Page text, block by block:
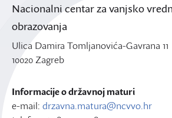
Nacionalni centar za vanjsko
obrazovanja
Ulica Damira Tomljanovića-Gavrana 11
10020 Zagreb
Informacije o državnoj maturi
e-mail: drzavna.matura@ncvvo.hr